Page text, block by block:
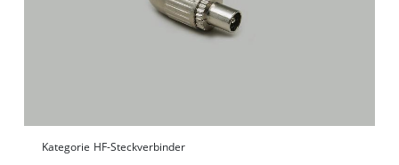
Kategorie HF-Steckverbinder